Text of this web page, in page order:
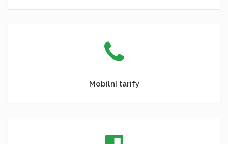
Mobilní tarify